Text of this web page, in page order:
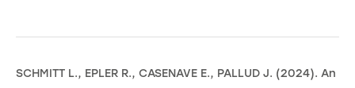
SCHMITT L., EPLER R., CASENAVE E., PALLUD J. (2024). An